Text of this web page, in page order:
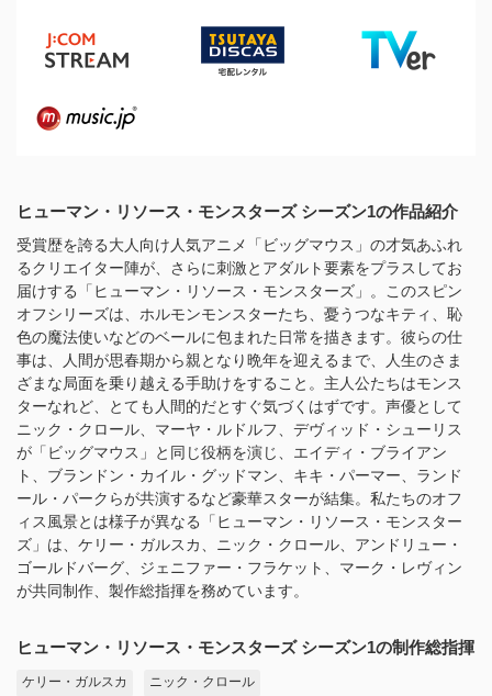
ヒューマン・リソース・モンスターズ シーズン1の作品紹介
受賞歴を誇る大人向け人気アニメ「ビッグマウス」の才気あふれ
るクリエイター陣が、さらに刺激とアダルト要素をプラスしてお
届けする「ヒューマン・リソース・モンスターズ」。このスピン
オフシリーズは、ホルモンモンスターたち、憂うつなキティ、恥
色の魔法使いなどのベールに包まれた日常を描きます。彼らの仕
事は、人間が思春期から親となり晩年を迎えるまで、人生のさま
ざまな局面を乗り越える手助けをすること。主人公たちはモンス
ターなれど、とても人間的だとすぐ気づくはずです。声優として
ニック・クロール、マーヤ・ルドルフ、デヴィッド・シューリス
が「ビッグマウス」と同じ役柄を演じ、エイディ・ブライアン
ト、ブランドン・カイル・グッドマン、キキ・パーマー、ランド
ール・パークらが共演するなど豪華スターが結集。私たちのオフ
ィス風景とは様子が異なる「ヒューマン・リソース・モンスター
ズ」は、ケリー・ガルスカ、ニック・クロール、アンドリュー・
ゴールドバーグ、ジェニファー・フラケット、マーク・レヴィン
が共同制作、製作総指揮を務めています。
ヒューマン・リソース・モンスターズ シーズン1の制作総指揮
ケリー・ガルスカ ニック・クロール